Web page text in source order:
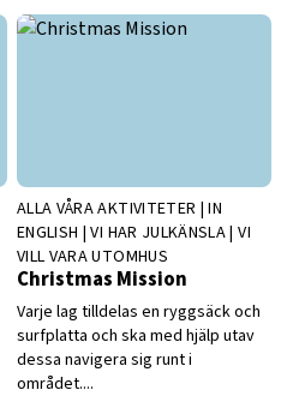
ALLA VÅRA AKTIVITETER | IN
ENGLISH | VI HAR JULKÄNSLA | VI
VILL VARA UTOMHUS
Christmas Mission
Varje lag tilldelas en ryggsäck och
surfplatta och ska med hjälp utav
dessa navigera sig runt i
området....